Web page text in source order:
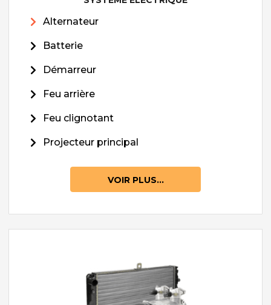
Alternateur
Batterie
Démarreur
Feu arrière
Feu clignotant
Projecteur principal
VOIR PLUS...